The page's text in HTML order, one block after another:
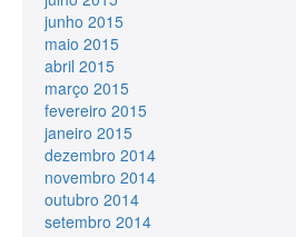
junho 2015
maio 2015
abril 2015
março 2015
fevereiro 2015
janeiro 2015
dezembro 2014
novembro 2014
outubro 2014
setembro 2014